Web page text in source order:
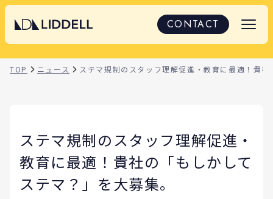
CONTACT
TOP ニュース ステマ規制のスタッフ理解促進・教育に最適！貴
ステマ規制のスタッフ理解促進・
教育に最適！貴社の「もしかして
ステマ？」を大募集。